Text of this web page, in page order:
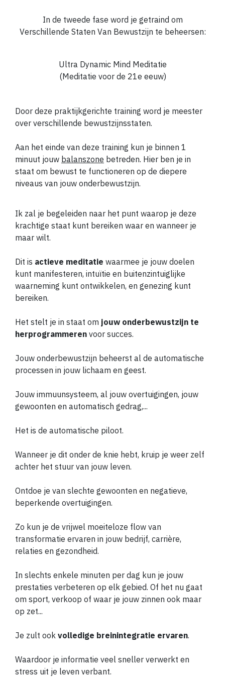
In de tweede fase word je getraind om
Verschillende Staten Van Bewustzijn te beheersen:
Ultra Dynamic Mind Meditatie
(Meditatie voor de 21e eeuw)
Door deze praktijkgerichte training word je meester
over verschillende bewustzijnsstaten.
Aan het einde van deze training kun je binnen 1
minuut jouw balanszone betreden. Hier ben je in
staat om bewust te functioneren op de diepere
niveaus van jouw onderbewustzijn.
Ik zal je begeleiden naar het punt waarop je deze
krachtige staat kunt bereiken waar en wanneer je
maar wilt.
Dit is actieve meditatie waarmee je jouw doelen
kunt manifesteren, intuïtie en buitenzintuiglijke
waarneming kunt ontwikkelen, en genezing kunt
bereiken.
Het stelt je in staat om jouw onderbewustzijn te
herprogrammeren voor succes.
Jouw onderbewustzijn beheerst al de automatische
processen in jouw lichaam en geest.
Jouw immuunsysteem, al jouw overtuigingen, jouw
gewoonten en automatisch gedrag,...
Het is de automatische piloot.
Wanneer je dit onder de knie hebt, kruip je weer zelf
achter het stuur van jouw leven.
Ontdoe je van slechte gewoonten en negatieve,
beperkende overtuigingen.
Zo kun je de vrijwel moeiteloze flow van
transformatie ervaren in jouw bedrijf, carrière,
relaties en gezondheid.
In slechts enkele minuten per dag kun je jouw
prestaties verbeteren op elk gebied. Of het nu gaat
om sport, verkoop of waar je jouw zinnen ook maar
op zet...
Je zult ook volledige breinintegratie ervaren.
Waardoor je informatie veel sneller verwerkt en
stress uit je leven verbant.